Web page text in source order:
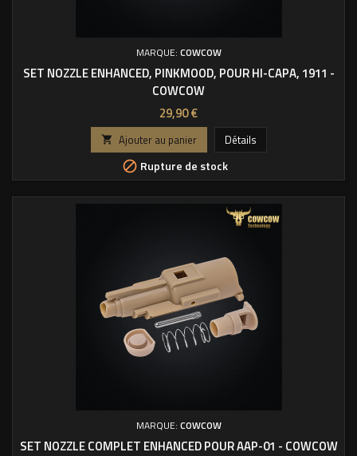
MARQUE: COWCOW
SET NOZZLE ENHANCED, PINKMOOD, POUR HI-CAPA, 1911 -
COWCOW
Prix
29,90 €
 Ajouter au panier
Détails
 Rupture de stock
MARQUE: COWCOW
SET NOZZLE COMPLET ENHANCED POUR AAP-01 - COWCOW